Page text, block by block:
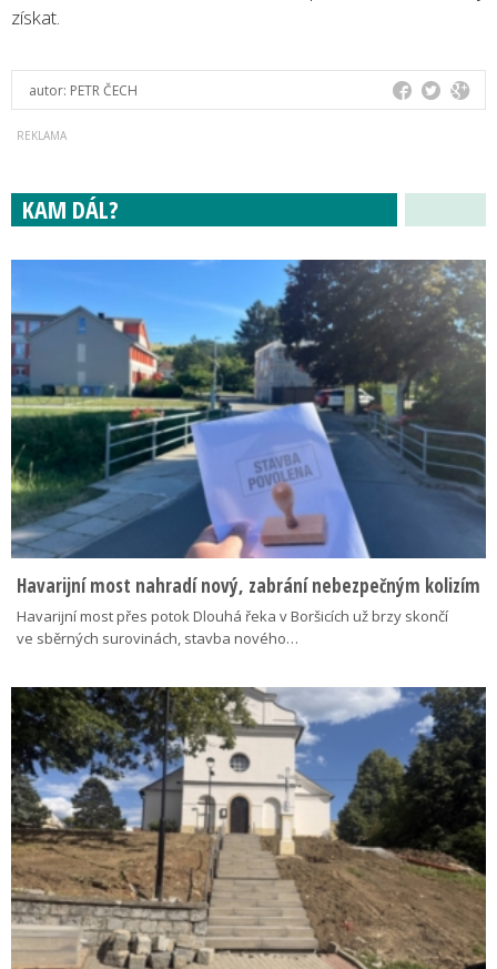
získat.
autor: PETR ČECH
KAM DÁL?
Havarijní most nahradí nový, zabrání nebezpečným kolizím
Havarijní most přes potok Dlouhá řeka v Boršicích už brzy skončí
ve sběrných surovinách, stavba nového…